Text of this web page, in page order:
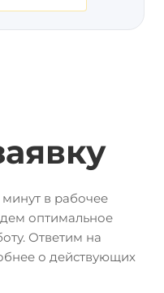
в рабочее
оптимальное
Ответим на
о действующих